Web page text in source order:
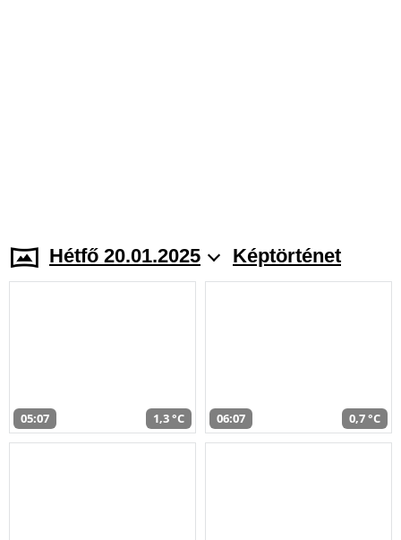
Hétfő 20.01.2025 Képtörténet
05:07 1,3 °C 06:07 0,7 °C